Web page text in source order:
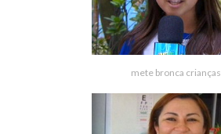
mete bronca crianças